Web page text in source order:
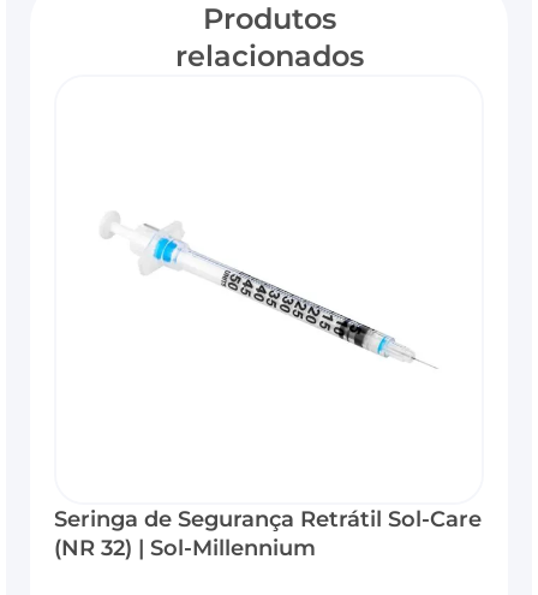
Produtos
relacionados
Seringa de Segurança Retrátil Sol-Care
(NR 32) | Sol-Millennium